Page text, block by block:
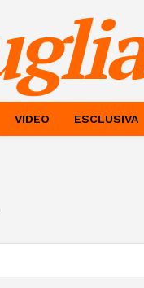
VIDEO ESCLUSIVA